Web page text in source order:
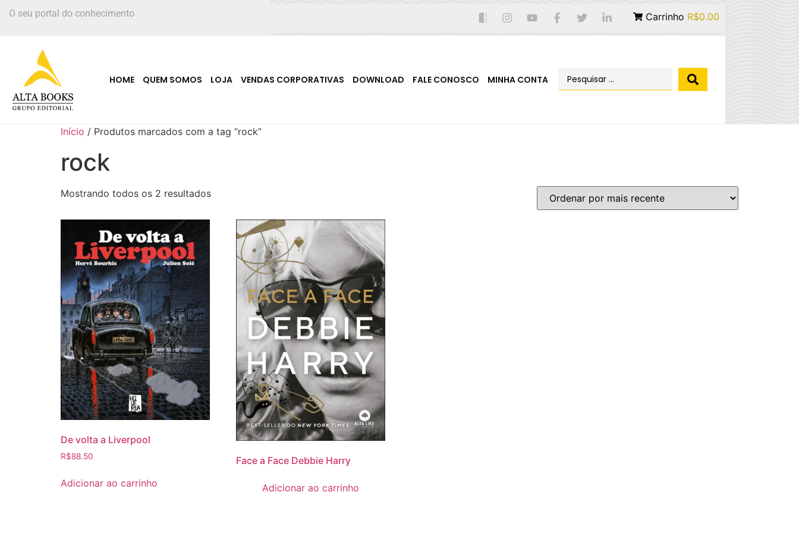
O seu portal do conhecimento Carrinho R$0.00
HOME QUEM SOMOS LOJA VENDAS CORPORATIVAS DOWNLOAD FALE CONOSCO MINHA CONTA
Início / Produtos marcados com a tag “rock”
rock
Mostrando todos os 2 resultados
De volta a Liverpool
R$88.50
Adicionar ao carrinho
Face a Face Debbie Harry
Adicionar ao carrinho